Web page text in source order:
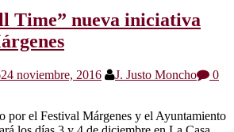
Time” nueva iniciativa
24 noviembre, 2016 J. Justo Moncho
0
por el Festival Márgenes y el Ayuntamiento